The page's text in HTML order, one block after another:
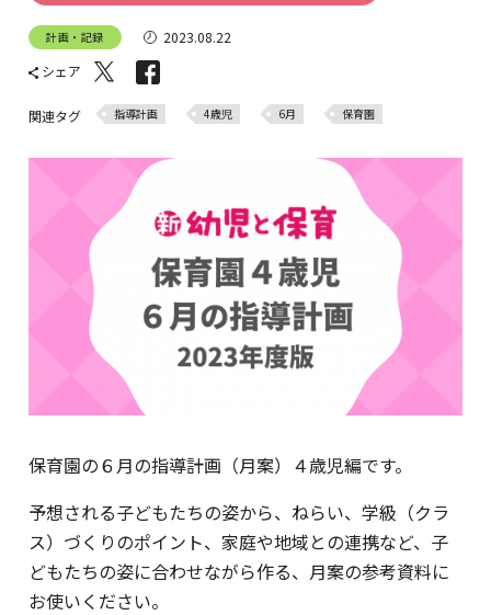
計画・記録
2023.08.22
シェア
関連タグ 指導計画 4歳児 6月 保育園
保育園の６月の指導計画（月案）４歳児編です。
予想される子どもたちの姿から、ねらい、学級（クラ
ス）づくりのポイント、家庭や地域との連携など、子
どもたちの姿に合わせながら作る、月案の参考資料に
お使いください。